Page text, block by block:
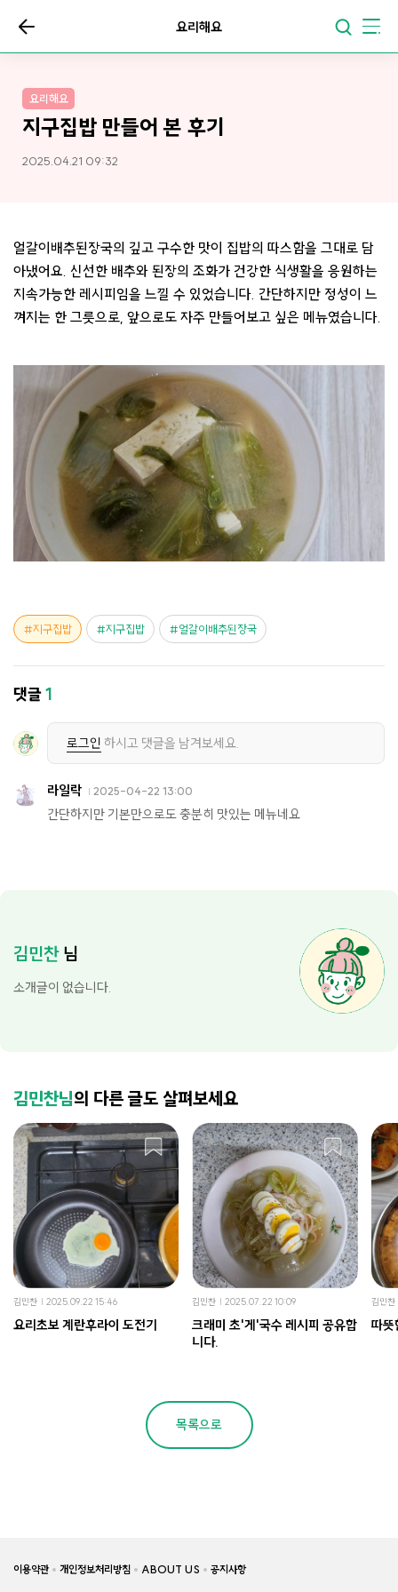
요리해요
요리해요
지구집밥 만들어 본 후기
2025.04.21 09:32
얼갈이배추된장국의 깊고 구수한 맛이 집밥의 따스함을 그대로 담
아냈어요. 신선한 배추와 된장의 조화가 건강한 식생활을 응원하는
지속가능한 레시피임을 느낄 수 있었습니다. 간단하지만 정성이 느
껴지는 한 그릇으로, 앞으로도 자주 만들어보고 싶은 메뉴였습니다.
지구집밥 지구집밥 얼갈이배추된장국
댓글1
로그인 하시고 댓글을 남겨보세요.
라일락 2025-04-22 13:00
간단하지만 기본만으로도 충분히 맛있는 메뉴네요
김민찬님
소개글이 없습니다.
김민찬님의 다른 글도 살펴보세요
김민찬 2025.09.22 15:46
요리초보 계란후라이 도전기
김민찬 2025.07.22 10:09
크래미 초'게'국수 레시피 공유합
니다.
김민찬
따뜻
목록으로
이용약관 개인정보처리방침 ABOUT US 공지사항